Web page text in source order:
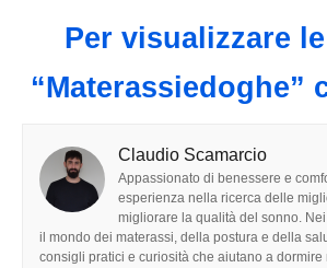
Per visualizzare
“Materassiedoghe”
Claudio Scamarcio
Appassionato di benessere e
esperienza nella ricerca delle
migliorare la qualità del sonno.
il mondo dei materassi, della postura e della
consigli pratici e curiosità che aiutano a